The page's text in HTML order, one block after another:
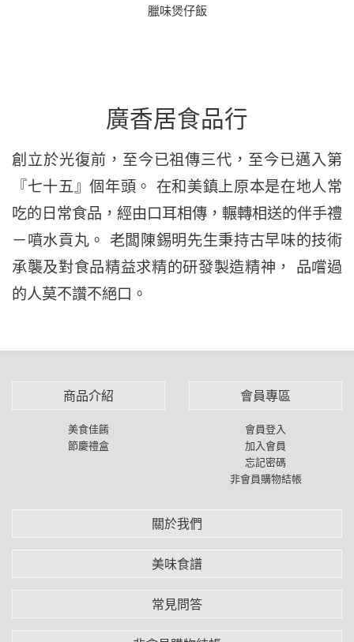
臘味煲仔飯
廣香居食品行
創立於光復前，至今已祖傳三代，至今已邁入第
『七十五』個年頭。 在和美鎮上原本是在地人常
吃的日常食品，經由口耳相傳，輾轉相送的伴手禮
－噴水貢丸。 老闆陳錫明先生秉持古早味的技術
承襲及對食品精益求精的研發製造精神， 品嚐過
的人莫不讚不絕口。
商品介紹
美食佳餚
節慶禮盒
會員專區
會員登入
加入會員
忘記密碼
非會員購物結帳
關於我們
美味食譜
常見問答